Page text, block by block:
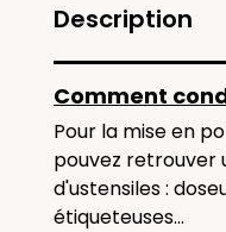
Description
Comment
Pour la mise en
pouvez retrouver
d'ustensiles :
étiqueteuses...